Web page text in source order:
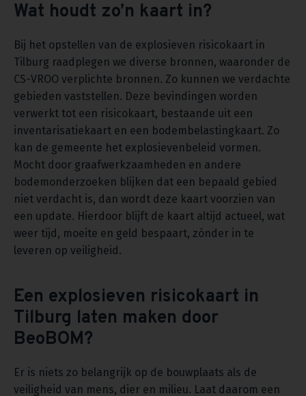
Wat houdt zo’n kaart in?
Bij het opstellen van de explosieven risicokaart in
Tilburg raadplegen we diverse bronnen, waaronder de
CS-VROO verplichte bronnen. Zo kunnen we verdachte
gebieden vaststellen. Deze bevindingen worden
verwerkt tot een risicokaart, bestaande uit een
inventarisatiekaart en een bodembelastingkaart. Zo
kan de gemeente het explosievenbeleid vormen.
Mocht door graafwerkzaamheden en andere
bodemonderzoeken blijken dat een bepaald gebied
niet verdacht is, dan wordt deze kaart voorzien van
een update. Hierdoor blijft de kaart altijd actueel, wat
weer tijd, moeite en geld bespaart, zónder in te
leveren op veiligheid.
Een explosieven risicokaart in
Tilburg laten maken door
BeoBOM?
Er is niets zo belangrijk op de bouwplaats als de
veiligheid van mens, dier en milieu. Laat daarom een